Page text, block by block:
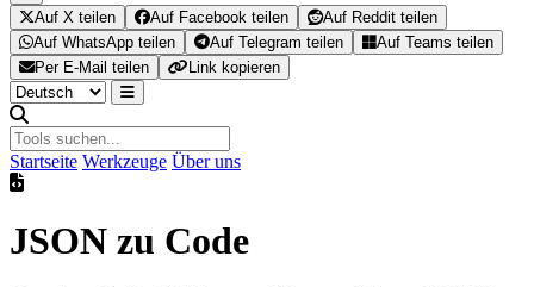
Auf X teilen Auf Facebook teilen
Auf Reddit teilen
Auf WhatsApp teilen
Auf Telegram teilen
Auf Teams teilen
Per E-Mail teilen
Link kopieren
Startseite Werkzeuge Über uns
JSON zu Code